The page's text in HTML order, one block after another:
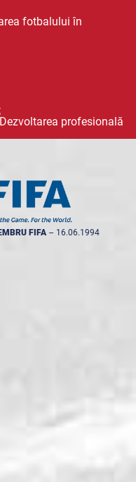
fotbalului în
profesională
FIFA -- 16.06.1994